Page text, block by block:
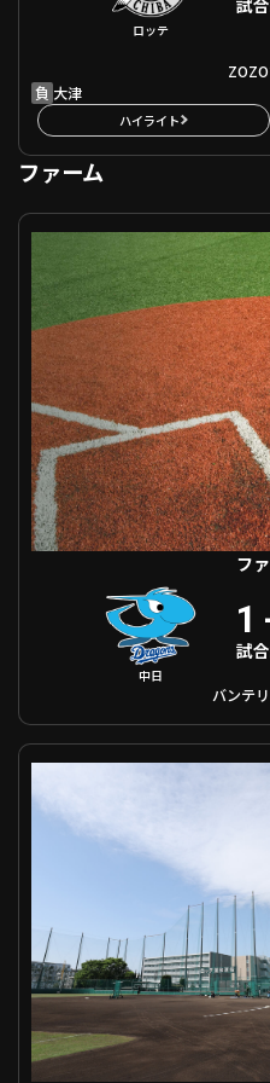
ロッテ
負 大津
ハイライト
ファーム
ファーム 中日 VS 福岡ソフトバンク
フ
中日
1
試
バンテ
ファーム 千葉ロッテ VS 埼玉西武